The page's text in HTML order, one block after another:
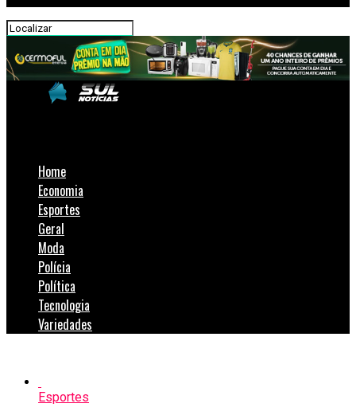
Home
Economia
Esportes
Geral
Moda
Polícia
Política
Tecnologia
Variedades
Esportes